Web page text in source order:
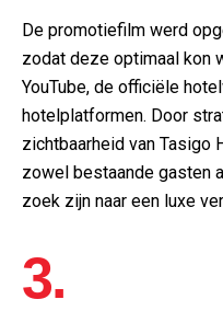
De promotiefilm werd
zodat deze optimaal kon
YouTube, de officiële
hotelplatformen. Door
zichtbaarheid van Tasigo
zowel bestaande gasten
zoek zijn naar een luxe
3.